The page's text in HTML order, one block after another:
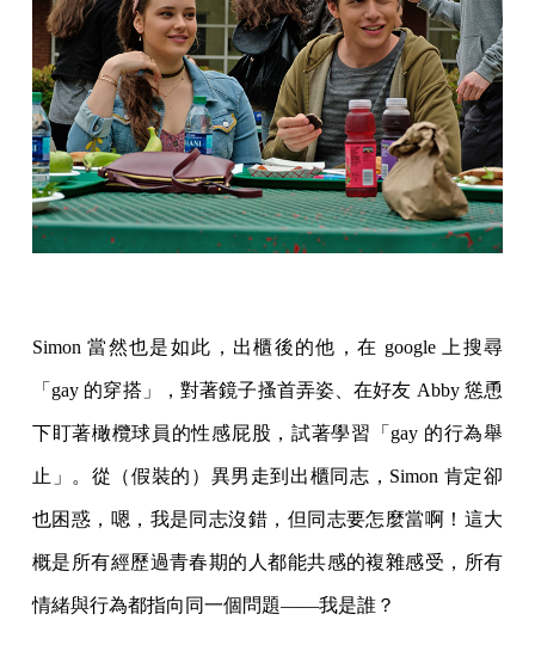
Simon 當然也是如此，出櫃後的他，在 google 上搜尋
「gay 的穿搭」，對著鏡子搔首弄姿、在好友 Abby 慫恿
下盯著橄欖球員的性感屁股，試著學習「gay 的行為舉
止」。從（假裝的）異男走到出櫃同志，Simon 肯定卻
也困惑，嗯，我是同志沒錯，但同志要怎麼當啊！這大
概是所有經歷過青春期的人都能共感的複雜感受，所有
情緒與行為都指向同一個問題——我是誰？